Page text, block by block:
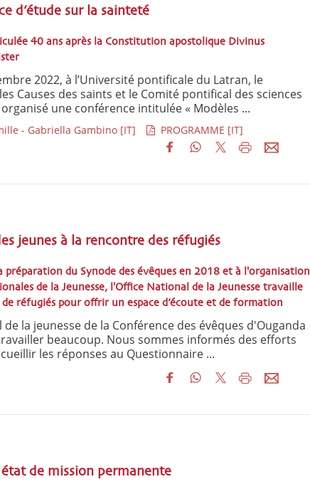
d’étude sur la sainteté
40 ans après la Constitution apostolique Divinus
2022, à l’Université pontificale du Latran, le
Causes des saints et le Comité pontifical des sciences
une conférence intitulée « Modèles ...
- Gabriella Gambino [IT] PROGRAMME [IT]
jeunes à la rencontre des réfugiés
préparation du Synode des évêques en 2018 et à l'organisation
de la Jeunesse, l'Office National de la Jeunesse travaille
de réfugiés pour offrir un espace d’écoute et de formation
la jeunesse de la Conférence des évêques d'Ouganda
beaucoup. Nous sommes informés des efforts
les réponses au Questionnaire ...
état de mission permanente